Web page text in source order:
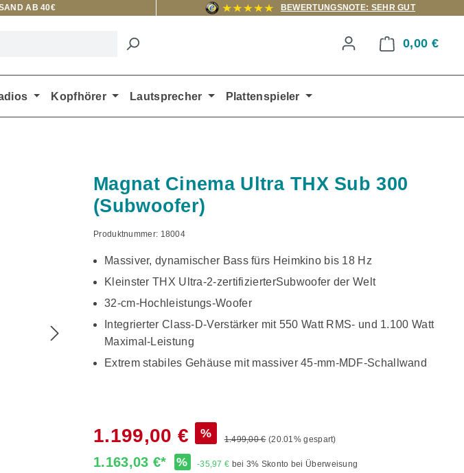
AB 40€ BEWERTUNGSNOTE: SEHR GUT
0,00 €
Kopfhörer Lautsprecher Plattenspieler
Magnat Cinema Ultra THX Sub 300
(Subwoofer)
Produktnummer: 18004
Massiver, dynamischer Bass fürs Heimkino bis 18 Hz
Kleinster THX Ultra-2-zertifizierterSubwoofer der Welt
32-cm-Hochleistungs-Woofer
Integrierter Class-D-Verstärker mit 550 Watt RMS- und 1.100 Watt
Maximal-Leistung
Extrem stabiles Gehäuse mit massiver 45-mm-MDF-Schallwand
1.199,00 € % 1.499,00 € (20.01% gespart)
1.163,03 €* % -35,97 € bei 3% Skonto bei Überweisung